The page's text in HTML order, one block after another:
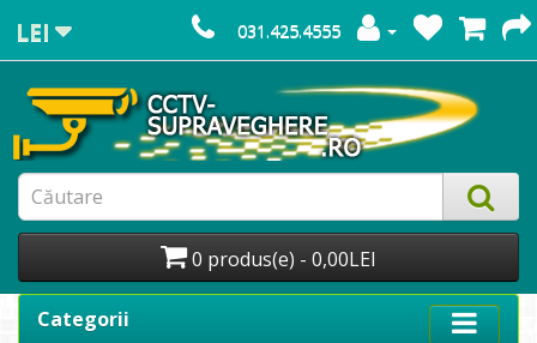
LEI 031.425.4555
0 produs(e) - 0,00LEI
Categorii